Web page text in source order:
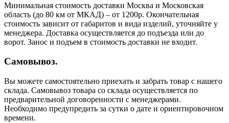
Минимальная стоимость доставки Москва и Московская
область (до 80 км от МКАД) – от 1200р. Окончательная
стоимость зависит от габаритов и вида изделий, уточняйте у
менеджера. Доставка осуществляется до подъезда или до
ворот. Занос и подъем в стоимость доставки не входит.
Самовывоз.
Вы можете самостоятельно приехать и забрать товар с нашего
склада. Самовывоз товара со склада осуществляется по
предварительной договоренности с менеджерами.
Необходимо предупредить за сутки о дате и ориентировочном
времени.